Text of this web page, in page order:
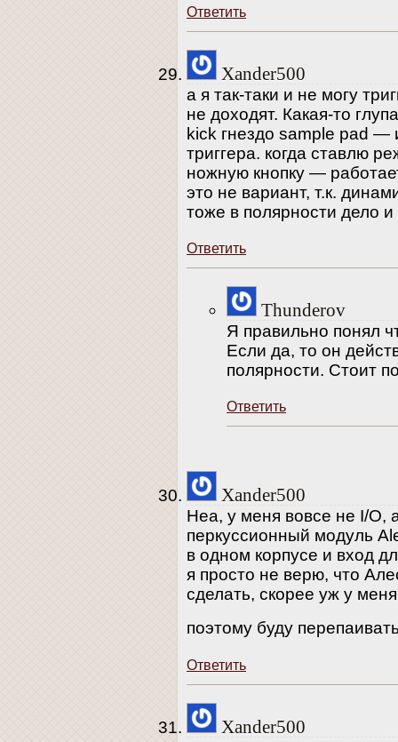
Ответить
Xander500
а я так-таки и не могу
не доходят. Какая-то
kick гнездо sample pad —
триггера. когда ставлю
ножную кнопку —
это не вариант, т.к.
тоже в полярности дело
Ответить
Thunderov
Я правильно понял
Если да, то он
полярности. Стоит
Ответить
Xander500
Неа, у меня вовсе не I/O,
перкуссионный модуль
в одном корпусе и вход
я просто не верю, что
сделать, скорее уж у
поэтому буду
Ответить
Xander500